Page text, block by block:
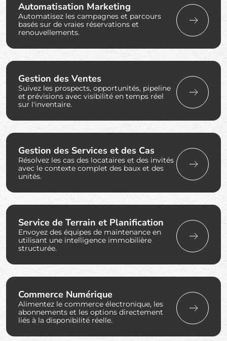
Automatisation Marketing
Automatisez les campagnes et parcours
basés sur de vraies réservations et
renouvellements.
Gestion des Ventes
Suivez les prospects, opportunités, pipeline
et prévisions avec visibilité en temps réel
sur l'inventaire.
Gestion des Services et des Cas
Résolvez les cas des locataires et des invités
avec le contexte complet des baux et des
unités.
Service de Terrain et Planification
Envoyez des équipes de maintenance en
utilisant une intelligence immobilière
structurée.
Commerce Numérique
Alimentez le commerce électronique, les
abonnements et les options directement
liés à la disponibilité réelle.